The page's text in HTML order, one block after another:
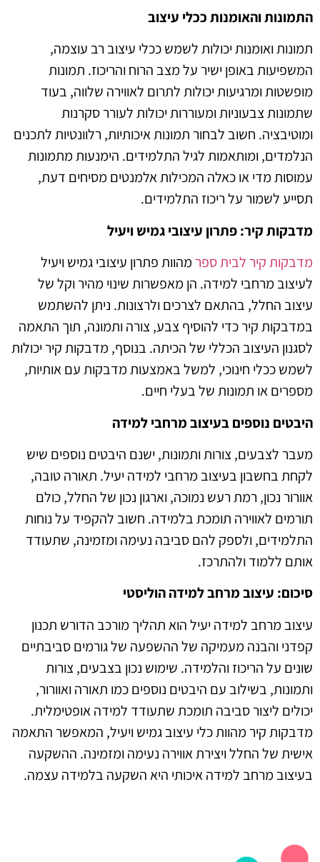
התמונות והאומנות ככלי עיצוב
תמונות ואומנות יכולות לשמש ככלי עיצוב רב עוצמה,
המשפיעות באופן ישיר על מצב הרוח והריכוז. תמונות
מופשטות ומרגיעות יכולות לתרום לאווירה שלווה, בעוד
שתמונות צבעוניות ומעוררות יכולות לעורר סקרנות
ומוטיבציה. חשוב לבחור תמונות איכותיות, רלוונטיות לתכנים
הנלמדים, ומותאמות לגיל התלמידים. הימנעות מתמונות
עמוסות מדי או כאלה המכילות אלמנטים מסיחים דעת,
תסייע לשמור על ריכוז התלמידים.
מדבקות קיר: פתרון עיצובי גמיש ויעיל
מדבקות קיר לבית ספרמהוות פתרון עיצובי גמיש ויעיל
לעיצוב מרחבי למידה. הן מאפשרות שינוי מהיר וקל של
עיצוב החלל, בהתאם לצרכים ולרצונות. ניתן להשתמש
במדבקות קיר כדי להוסיף צבע, צורה ותמונה, תוך התאמה
לסגנון העיצוב הכללי של הכיתה. בנוסף, מדבקות קיר יכולות
לשמש ככלי חינוכי, למשל באמצעות מדבקות עם אותיות,
מספרים או תמונות של בעלי חיים.
היבטים נוספים בעיצוב מרחבי למידה
מעבר לצבעים, צורות ותמונות, ישנם היבטים נוספים שיש
לקחת בחשבון בעיצוב מרחבי למידה יעיל. תאורה טובה,
אוורור נכון, רמת רעש נמוכה, וארגון נכון של החלל, כולם
תורמים לאווירה תומכת בלמידה. חשוב להקפיד על נוחות
התלמידים, ולספק להם סביבה נעימה ומזמינה, שתעודד
אותם ללמוד ולהתרכז.
סיכום: עיצוב מרחב למידה הוליסטי
עיצוב מרחב למידה יעיל הוא תהליך מורכב הדורש תכנון
קפדני והבנה מעמיקה של ההשפעה של גורמים סביבתיים
שונים על הריכוז והלמידה. שימוש נכון בצבעים, צורות
ותמונות, בשילוב עם היבטים נוספים כמו תאורה ואוורור,
יכולים ליצור סביבה תומכת שתעודד למידה אופטימלית.
מדבקות קיר מהוות כלי עיצוב גמיש ויעיל, המאפשר התאמה
אישית של החלל ויצירת אווירה נעימה ומזמינה. ההשקעה
בעיצוב מרחב למידה איכותי היא השקעה בלמידה עצמה.